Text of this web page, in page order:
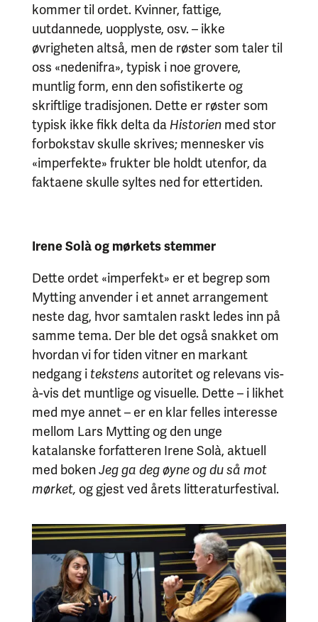
kommer til ordet. Kvinner, fattige,
uutdannede, uopplyste, osv. – ikke
øvrigheten altså, men de røster som taler til
oss «nedenifra», typisk i noe grovere,
muntlig form, enn den sofistikerte og
skriftlige tradisjonen. Dette er røster som
typisk ikke fikk delta da Historienmed stor
forbokstav skulle skrives; mennesker vis
«imperfekte» frukter ble holdt utenfor, da
faktaene skulle syltes ned for ettertiden.
Irene Solà og mørkets stemmer
Dette ordet «imperfekt» er et begrep som
Mytting anvender i et annet arrangement
neste dag, hvor samtalen raskt ledes inn på
samme tema. Der ble det også snakket om
hvordan vi for tiden vitner en markant
nedgang itekstens autoritet og relevans vis-
à-vis det muntlige og visuelle. Dette – i likhet
med mye annet – er en klar felles interesse
mellom Lars Mytting og den unge
katalanske forfatteren Irene Solà, aktuell
med bokenJeg ga deg øyne og du så mot
mørket, og gjest ved årets litteraturfestival.